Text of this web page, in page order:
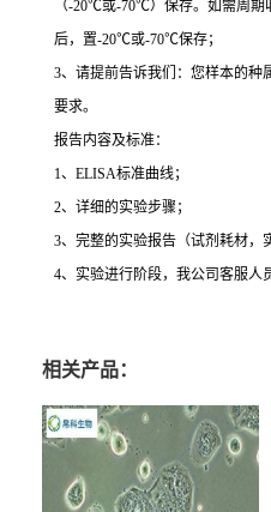
（-20℃或-70℃）保存。如需周期
后，置-20℃或-70℃保存；
3、请提前告诉我们：您样本的种
要求。
报告内容及标准：
1、 ELISA标准曲线；
2、详细的实验步骤；
3、完整的实验报告（试剂耗材，
4、实验进行阶段，我公司客服人
相关产品：